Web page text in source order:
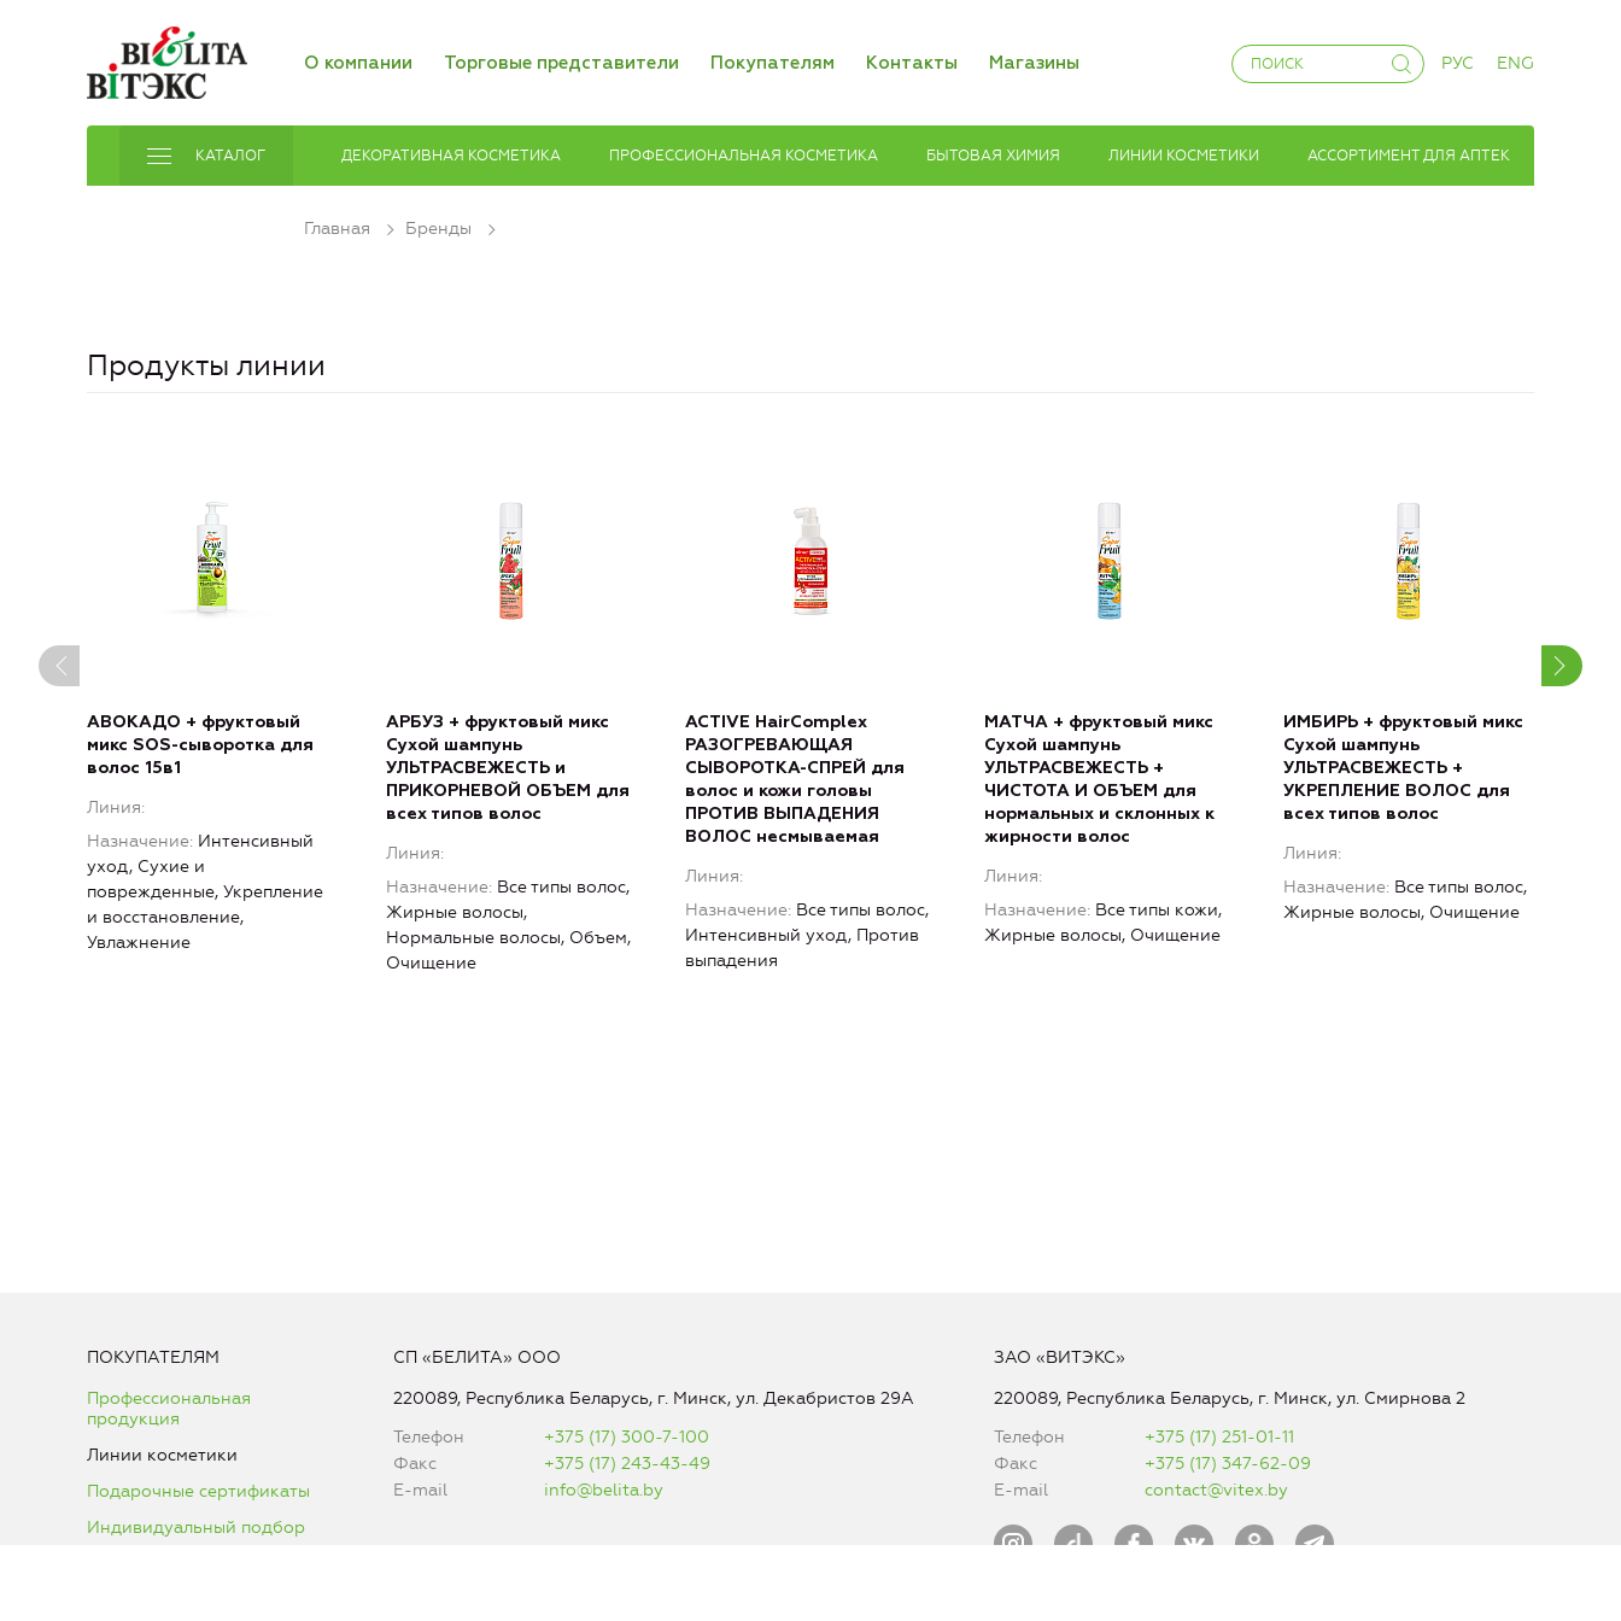
О компании Торговые представители Покупателям Контакты Магазины РУС ENG
КАТАЛОГ ДЕКОРАТИВНАЯ КОСМЕТИКА ПРОФЕССИОНАЛЬНАЯ КОСМЕТИКА БЫТОВАЯ ХИМИЯ ЛИНИИ КОСМЕТИКИ АССОРТИМЕНТ ДЛЯ АПТЕК
Главная Бренды
Продукты линии
АВОКАДО + фруктовый
микс SOS-сыворотка для
волос 15в1
Линия
Назначение Интенсивный
уход, Сухие и
поврежденные, Укрепление
и восстановление,
Увлажнение
АРБУЗ + фруктовый микс
Сухой шампунь
УЛЬТРАСВЕЖЕСТЬ и
ПРИКОРНЕВОЙ ОБЪЕМ для
всех типов волос
Линия
Назначение Все типы волос,
Жирные волосы,
Нормальные волосы, Объем,
Очищение
ACTIVE HairComplex
РАЗОГРЕВАЮЩАЯ
СЫВОРОТКА-СПРЕЙ для
волос и кожи головы
ПРОТИВ ВЫПАДЕНИЯ
ВОЛОС несмываемая
Линия
Назначение Все типы волос,
Интенсивный уход, Против
выпадения
МАТЧА + фруктовый микс
Сухой шампунь
УЛЬТРАСВЕЖЕСТЬ +
ЧИСТОТА И ОБЪЕМ для
нормальных и склонных к
жирности волос
Линия
Назначение Все типы кожи,
Жирные волосы, Очищение
ИМБИРЬ + фруктовый микс
Сухой шампунь
УЛЬТРАСВЕЖЕСТЬ +
УКРЕПЛЕНИЕ ВОЛОС для
всех типов волос
Линия
Назначение Все типы волос,
Жирные волосы, Очищение
ПОКУПАТЕЛЯМ
Профессиональная
продукция
Линии косметики
Подарочные сертификаты
Индивидуальный подбор
СП «БЕЛИТА» ООО
220089, Республика Беларусь, г. Минск, ул. Декабристов 29А
Телефон
+375 (17) 300-7-100
Факс
+375 (17) 243-43-49
E-mail
info@belita.by
ЗАО «ВИТЭКС»
220089, Республика Беларусь, г. Минск, ул. Смирнова 2
Телефон
+375 (17) 251-01-11
Факс
+375 (17) 347-62-09
E-mail
contact@vitex.by